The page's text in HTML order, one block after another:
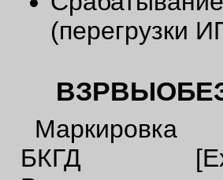
(перегрузки
Маркировка
БКГД